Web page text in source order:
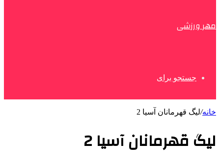
مهر ورزشی
جستجو برای
خانه/لیگ قهرمانان آسیا 2
لیگ قهرمانان آسیا 2